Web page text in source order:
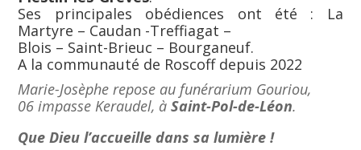
Ses principales obédiences ont été : La
Martyre – Caudan -Treffiagat –
Blois – Saint-Brieuc – Bourganeuf.
A la communauté de Roscoff depuis 2022
Marie-Josèphe repose au funérarium Gouriou,
06 impasse Keraudel, àSaint-Pol-de-Léon.
Que Dieu l’accueille dans sa lumière !